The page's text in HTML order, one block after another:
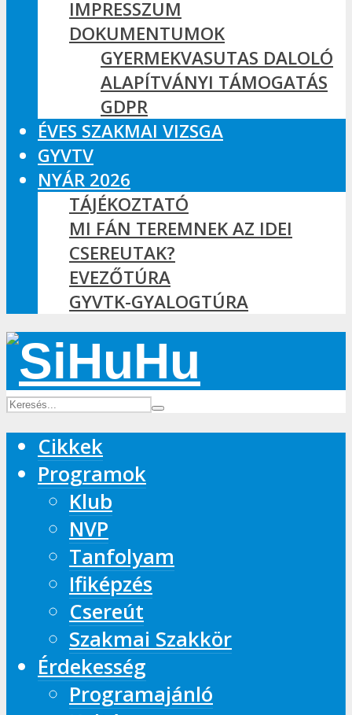
IMPRESSZUM
DOKUMENTUMOK
GYERMEKVASUTAS DALOLÓ
ALAPÍTVÁNYI TÁMOGATÁS
GDPR
ÉVES SZAKMAI VIZSGA
GYVTV
NYÁR 2026
TÁJÉKOZTATÓ
MI FÁN TEREMNEK AZ IDEI
CSEREUTAK?
EVEZŐTÚRA
GYVTK-GYALOGTÚRA
Cikkek
Programok
Klub
NVP
Tanfolyam
Ifiképzés
Csereút
Szakmai Szakkör
Érdekesség
Programajánló